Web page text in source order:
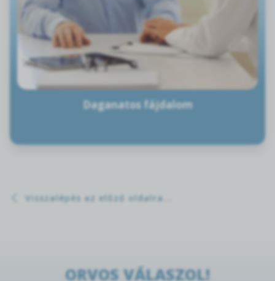
Daganatos fájdalom
Visszalépés az előző oldalra...
ORVOS VÁLASZOL!